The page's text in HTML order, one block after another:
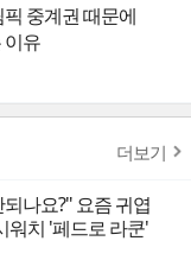
중계권 때문에
이유
더보기
나요?" 요즘 귀엽
워치 '페드로 라쿤'